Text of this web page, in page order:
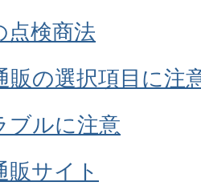
点検商法
販の選択項目に注
ブルに注意
販サイト